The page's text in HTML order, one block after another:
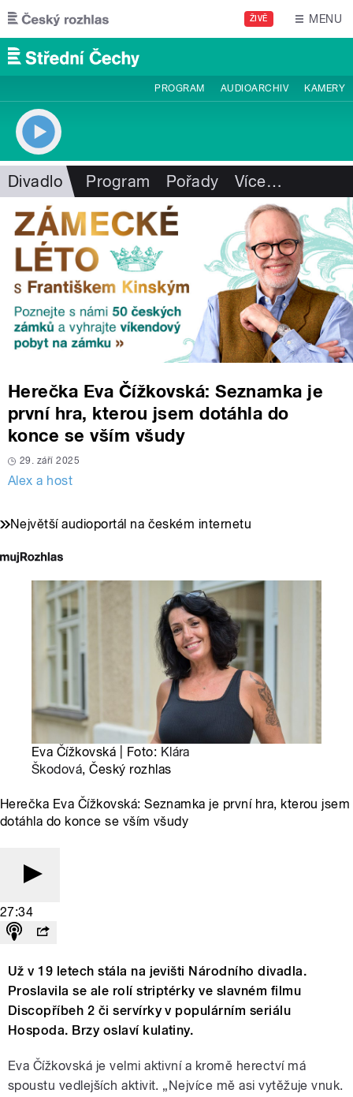
Přejít k hlavnímu obsahu
ŽIVĚ MENU
PROGRAM AUDIOARCHIV KAMERY
Divadlo Program Pořady Více…
Herečka Eva Čížkovská: Seznamka je
první hra, kterou jsem dotáhla do
konce se vším všudy
29. září 2025
Alex a host
Největší audioportál na českém internetu
Eva Čížkovská | Foto: Klára
Škodová, Český rozhlas
Herečka Eva Čížkovská: Seznamka je první hra, kterou jsem
dotáhla do konce se vším všudy
27:34
Už v 19 letech stála na jevišti Národního divadla.
Proslavila se ale rolí striptérky ve slavném filmu
Discopříbeh 2 či servírky v populárním seriálu
Hospoda. Brzy oslaví kulatiny.
Eva Čížkovská je velmi aktivní a kromě herectví má
spoustu vedlejších aktivit. „Nejvíce mě asi vytěžuje vnuk.